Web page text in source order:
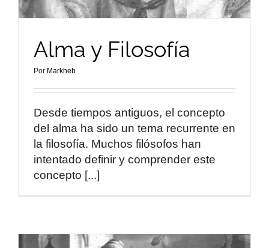
Alma y Filosofía
Por Markheb
Desde tiempos antiguos, el concepto
del alma ha sido un tema recurrente en
la filosofía. Muchos filósofos han
intentado definir y comprender este
concepto [...]